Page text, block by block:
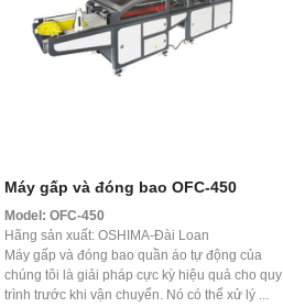
Máy gấp và đóng bao OFC-450
Model: OFC-450
Hãng sản xuất: OSHIMA-Đài Loan
Máy gấp và đóng bao quần áo tự động của
chúng tôi là giải pháp cực kỳ hiệu quả cho quy
trình trước khi vận chuyển. Nó có thể xử lý ...